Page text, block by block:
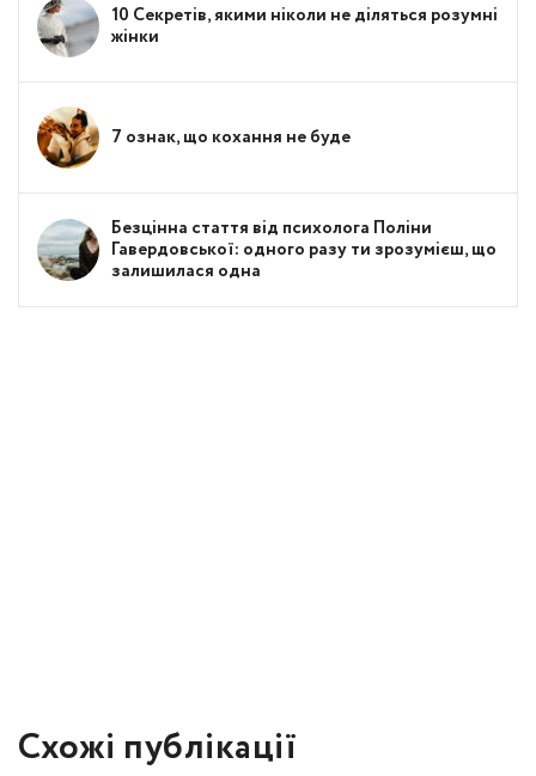
10 Секретів, якими ніколи не діляться розумні
жінки
7 ознак, що кохання не буде
Безцінна стаття від психолога Поліни
Гавердовської: одного разу ти зрозумієш, що
залишилася одна
Схожі публікації